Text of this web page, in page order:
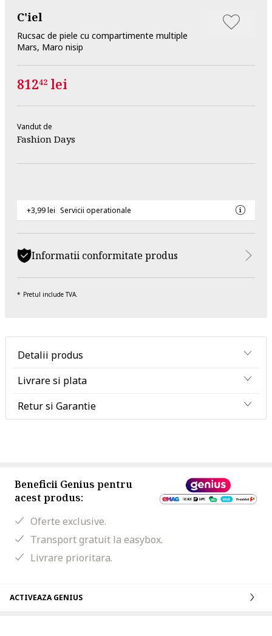
C'iel
Rucsac de piele cu compartimente multiple
Mars, Maro nisip
81242 lei
Vandut de
Fashion Days
+3,99 lei Servicii operationale
Informatii conformitate produs
Pretul include TVA.
Detalii produs
Livrare si plata
Retur si Garantie
Beneficii Genius pentru
acest produs:
Oferte exclusive.
Transport gratuit la easybox.
Livrare prioritara.
ACTIVEAZA GENIUS